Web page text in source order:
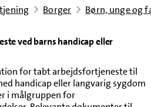
Borger Børn, unge og
ved barns handicap eller
for tabt arbejdsfortjeneste til
handicap eller langvarig sygdom
i målgruppen for